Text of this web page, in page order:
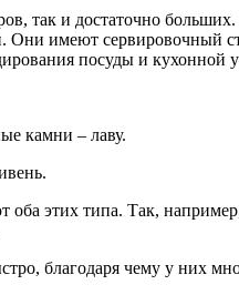
так и достаточно
Они имеют сервировочный
посуды и кухонной
камни – лаву.
этих типа. Так,
благодаря чему у них